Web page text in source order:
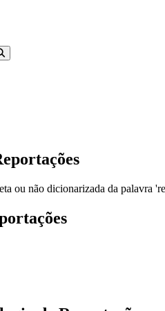
ou não dicionarizada da palavra